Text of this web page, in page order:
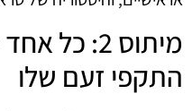
מיתוס 2:
התקפי זעם שלו